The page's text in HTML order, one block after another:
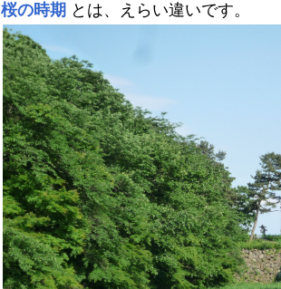
桜の時期 とは、えらい違いです。